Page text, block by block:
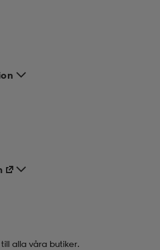
alla våra butiker.